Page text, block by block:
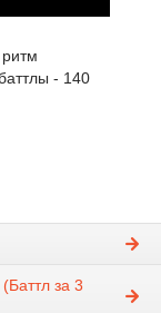
- 140
за 3